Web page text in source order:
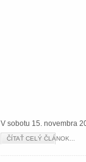
V sobotu 15. novembra
ČÍTAŤ CELÝ ČLÁNOK...